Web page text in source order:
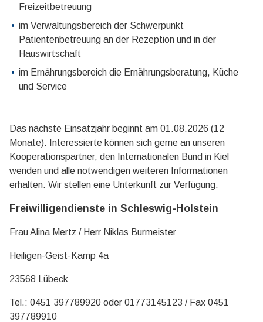
Freizeitbetreuung
im Verwaltungsbereich der Schwerpunkt
Patientenbetreuung an der Rezeption und in der
Hauswirtschaft
im Ernährungsbereich die Ernährungsberatung, Küche
und Service
Das nächste Einsatzjahr beginnt am 01.08.2026 (12
Monate). Interessierte können sich gerne an unseren
Kooperationspartner, den Internationalen Bund in Kiel
wenden und alle notwendigen weiteren Informationen
erhalten. Wir stellen eine Unterkunft zur Verfügung.
Freiwilligendienste in Schleswig-Holstein
Frau Alina Mertz / Herr Niklas Burmeister
Heiligen-Geist-Kamp 4a
23568 Lübeck
Tel.: 0451 397789920 oder 01773145123 / Fax 0451
397789910